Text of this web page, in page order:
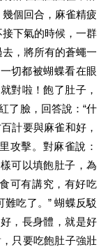
個回合，麻雀精疲
下氣的時候，一群
，將所有的蒼蠅一
切都被蝴蝶看在眼
對啦！飽了肚子，
了臉，回答說：“什
計要與麻雀和好，
攻擊。對麻雀說：
可以填飽肚子，為
可有講究，有好吃
吃了。” 蝴蝶反駁
，長身體，就是好
只要吃飽肚子強壯